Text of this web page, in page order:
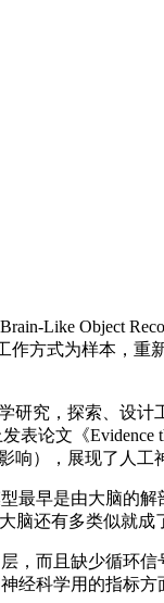
Like Object
方式为样本，重
究，探索、设计
文《Evidence
响），展现了人
早是由大脑的解
脑还有多类似就成
而且缺少循环信
经科学用的指标方